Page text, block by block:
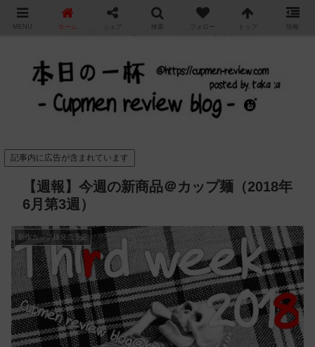
カップ麺の新商品をレビュー / アレンジするブログ
記事内に広告が含まれています
【週報】今週の新商品＠カップ麺（2018年
6月第3週）
新作カップ麺発売予定
MENU ホーム シェア 検索 フォロー トップ 情報